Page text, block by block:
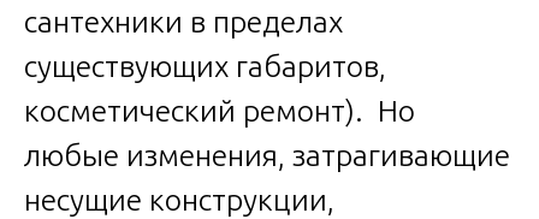
сантехники в пределах
существующих габаритов,
косметический ремонт). Но
любые изменения, затрагивающие
несущие конструкции,